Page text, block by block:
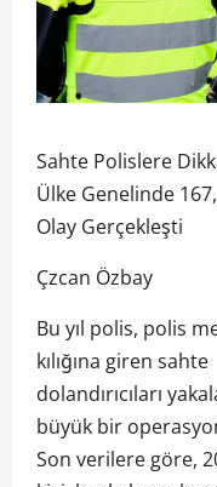
Sahte Polislere
Ülke Genelinde
Olay Gerçekleşti
Çzcan Özbay
Bu yıl polis, polis
kılığına giren sahte
dolandırıcıları
büyük bir
Son verilere göre,